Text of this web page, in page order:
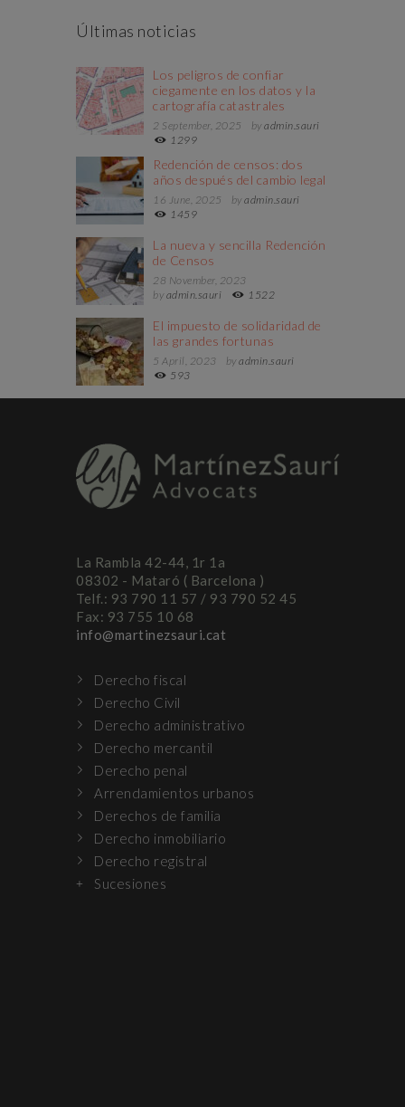
Últimas noticias
Los peligros de confiar
ciegamente en los datos y la
cartografía catastrales
2 September, 2025 byadmin.sauri
1299
Redención de censos: dos
años después del cambio legal
16 June, 2025 byadmin.sauri
1459
La nueva y sencilla Redención
de Censos
28 November, 2023
byadmin.sauri 1522
El impuesto de solidaridad de
las grandes fortunas
5 April, 2023 byadmin.sauri
593
La Rambla 42-44, 1r 1a
08302 - Mataró ( Barcelona )
Telf.: 93 790 11 57 / 93 790 52 45
Fax: 93 755 10 68
info@martinezsauri.cat
Derecho fiscal
Derecho Civil
Derecho administrativo
Derecho mercantil
Derecho penal
Arrendamientos urbanos
Derechos de familia
Derecho inmobiliario
Derecho registral
Sucesiones